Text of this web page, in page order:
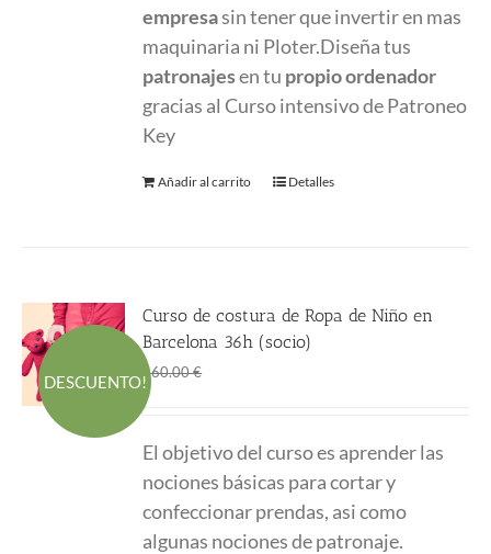
empresasin tener que invertir en mas
maquinaria ni Ploter.Diseña tus
patronajesen tu propio ordenador
gracias al Curso intensivo de Patroneo
Key
Añadir al carrito Detalles
DESCUENTO!
Curso de costura de Ropa de Niño en
Barcelona 36h (socio)
660.00€
era:
660.00 €.
es:
360.00 €.
El objetivo del curso es aprender las
nociones básicas para cortar y
confeccionar prendas, asi como
algunas nociones de patronaje.